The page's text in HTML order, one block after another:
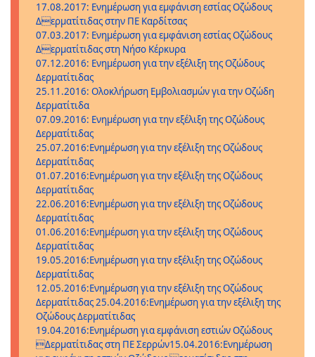
17.08.2017: Ενημέρωση για εμφάνιση εστίας Οζώδους
Δερματίτιδας στην ΠΕ Καρδίτσας
07.03.2017: Ενημέρωση για εμφάνιση εστίας Οζώδους
Δερματίτιδας στη Νήσο Κέρκυρα
07.12.2016: Ενημέρωση για την εξέλιξη της Οζώδους
Δερματίτιδας
25.11.2016: Ολοκλήρωση Εμβολιασμών για την Οζώδη
Δερματίτιδα
07.09.2016: Ενημέρωση για την εξέλιξη της Οζώδους
Δερματίτιδας
25.07.2016:Ενημέρωση για την εξέλιξη της Οζώδους
Δερματίτιδας
01.07.2016:Ενημέρωση για την εξέλιξη της Οζώδους
Δερματίτιδας
22.06.2016:Ενημέρωση για την εξέλιξη της Οζώδους
Δερματίτιδας
01.06.2016:Ενημέρωση για την εξέλιξη της Οζώδους
Δερματίτιδας
19.05.2016:Ενημέρωση για την εξέλιξη της Οζώδους
Δερματίτιδας
12.05.2016:Ενημέρωση για την εξέλιξη της Οζώδους
Δερματίτιδας25.04.2016:Ενημέρωση για την εξέλιξη της
Οζώδους Δερματίτιδας
19.04.2016:Ενημέρωση για εμφάνιση εστιών Οζώδους
Δερματίτιδας στη ΠΕ Σερρών15.04.2016:Eνημέρωση